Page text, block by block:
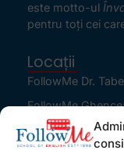
este motto-ul
pentru toţi cei
Locații
FollowMe Dr.
FollowMe
FollowMe Titan